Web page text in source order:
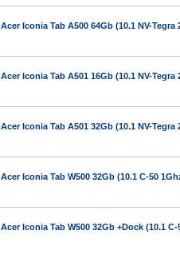
Acer Iconia Tab A500 64Gb (10.1 NV-
Acer Iconia Tab A501 16Gb (10.1 NV-
Acer Iconia Tab A501 32Gb (10.1 NV-
Acer Iconia Tab W500 32Gb (10.1 C-50
Acer Iconia Tab W500 32Gb +Dock (10.1